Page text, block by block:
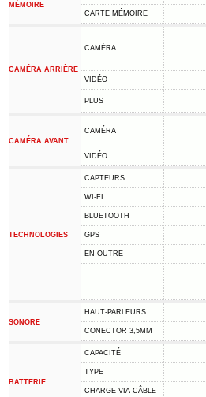
MÉMOIRE
CARTE MÉMOIRE
CAMÉRA ARRIÈRE
CAMÉRA
VIDÉO
PLUS
CAMÉRA AVANT
CAMÉRA
VIDÉO
TECHNOLOGIES
CAPTEURS
WI-FI
BLUETOOTH
GPS
EN OUTRE
SONORE
HAUT-PARLEURS
CONECTOR 3,5MM
BATTERIE
CAPACITÉ
TYPE
CHARGE VIA CÂBLE